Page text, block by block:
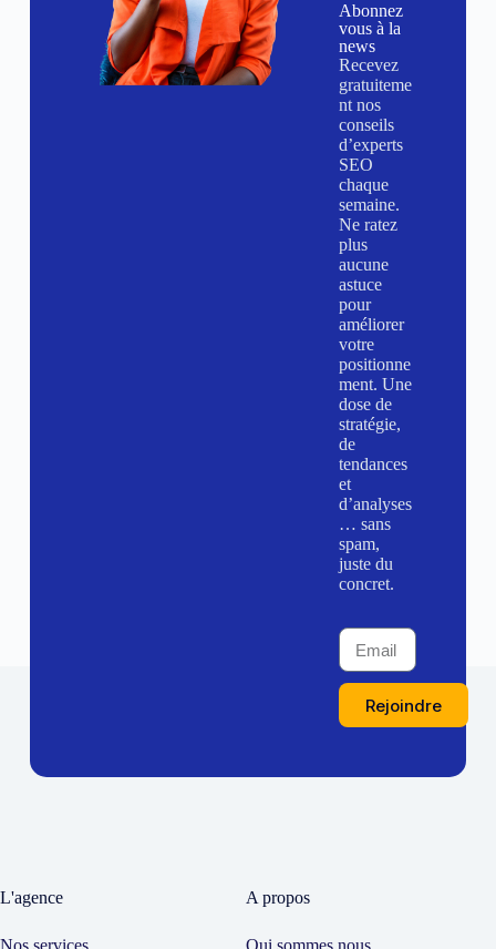
Abonnez
vous à la
news
Recevez
gratuiteme
nt nos
conseils
d’experts
SEO
chaque
semaine.
Ne ratez
plus
aucune
astuce
pour
améliorer
votre
positionne
ment. Une
dose de
stratégie,
de
tendances
et
d’analyses
… sans
spam,
juste du
concret.
Rejoindre
L'agence A propos